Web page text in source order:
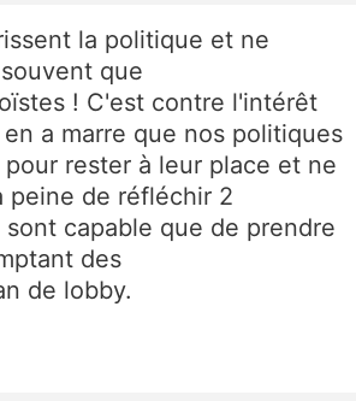
la politique et ne
que
! C'est contre l'intérêt
a marre que nos politiques
rester à leur place et ne
peine de réfléchir 2
capable que de prendre
des
de lobby.